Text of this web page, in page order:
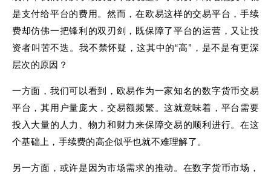
是支付给平台的费用。然而，在欧易这样的交易平台，手续
费却仿佛一把锋利的双刃剑，既保障了平台的运营，又让投
资者叫苦不迭。我不禁怀疑，这其中的“高”，是不是有更深
层次的原因？
一方面，我们可以看到，欧易作为一家知名的数字货币交易
平台，其用户量庞大，交易额频繁。这就意味着，平台需要
投入大量的人力、物力和财力来保障交易的顺利进行。在这
个基础上，手续费的高企似乎也就不难理解了。
另一方面，或许是因为市场需求的推动。在数字货币市场，